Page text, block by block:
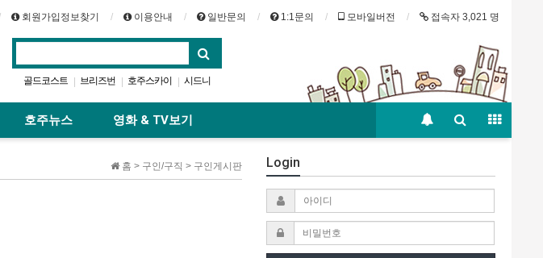
회원가입정보찾기 이용안내 일반문의 1:1문의 모바일버전 접속자 3,021 명
골드코스트 | 브리즈번 | 호주스카이 | 시드니
호주뉴스 영화 & TV보기
홈 > 구인/구직 > 구인게시판 Login